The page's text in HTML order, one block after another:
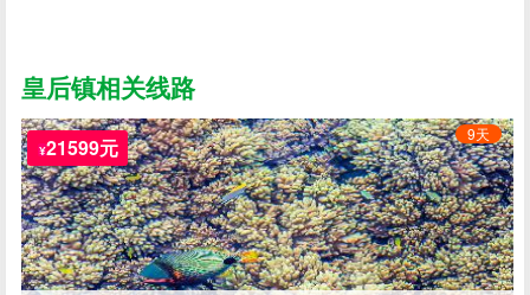
皇后镇相关线路
9天
¥21599元